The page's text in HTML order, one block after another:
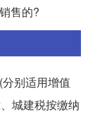
售的?
别适用增值
城建税按缴纳